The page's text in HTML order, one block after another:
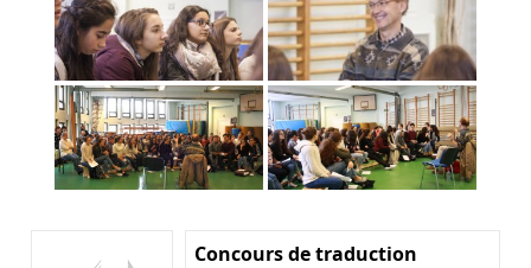
Concours de traduction